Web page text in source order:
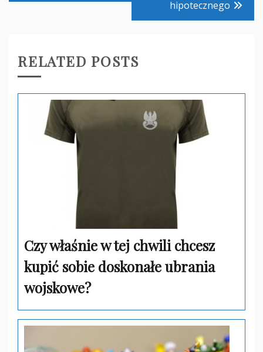
hipotecznego
RELATED POSTS
Czy właśnie w tej chwili chcesz
kupić sobie doskonałe ubrania
wojskowe?